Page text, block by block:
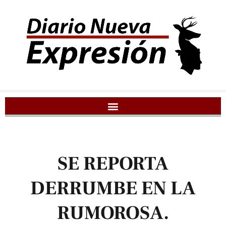
SE REPORTA
DERRUMBE EN LA
RUMOROSA.